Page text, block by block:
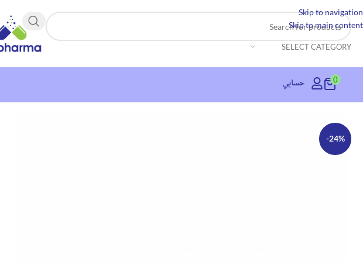
Skip to navigation
Skip to main content
SELECT CATEGORY
0 حسابي
-24%